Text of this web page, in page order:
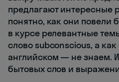
предлагают интересные
понятно, как они повели
в курсе релевантные
слово subconscious, а как
английском — не знаем.
бытовых слов и